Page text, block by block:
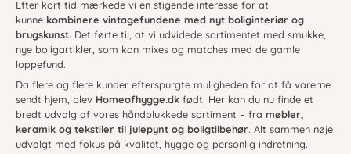
Efter kort tid mærkede vi en stigende interesse for at
kunne kombinere vintagefundene med nyt boliginteriør og
brugskunst. Det førte til, at vi udvidede sortimentet med smukke,
nye boligartikler, som kan mixes og matches med de gamle
loppefund.
Da flere og flere kunder efterspurgte muligheden for at få varerne
sendt hjem, blev Homeofhygge.dk født. Her kan du nu finde et
bredt udvalg af vores håndplukkede sortiment – fra møbler,
keramik og tekstiler til julepynt og boligtilbehør. Alt sammen nøje
udvalgt med fokus på kvalitet, hygge og personlig indretning.